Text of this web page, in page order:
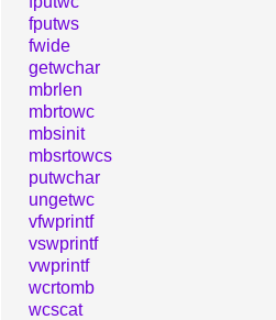
fputws
fwide
getwchar
mbrlen
mbrtowc
mbsinit
mbsrtowcs
putwchar
ungetwc
vfwprintf
vswprintf
vwprintf
wcrtomb
wcscat